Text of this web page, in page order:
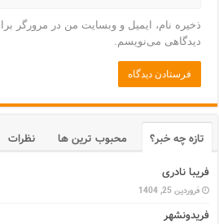
ذخیره نام، ایمیل و وبسایت من در مرورگر
دیدگاهی می‌نویسم.
تازه چه خبر؟ محبوب ترین ها نظرات
فریبا نادری
فروردین 25, 1404
فریدونشهر